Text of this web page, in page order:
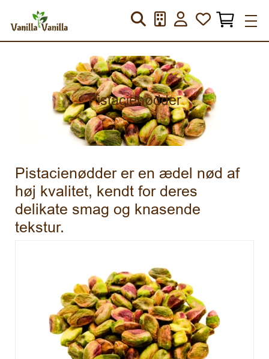
Pistacienødder
Pistacienødder er en ædel nød af
høj kvalitet, kendt for deres
delikate smag og knasende
tekstur.